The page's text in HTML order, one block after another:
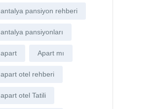
antalya pansiyon rehberi
antalya pansiyonları
apart Apart mı
apart otel rehberi
apart otel Tatili